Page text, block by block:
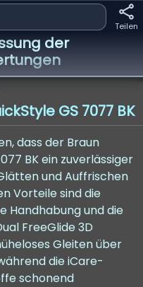
Teilen
der
GS 7077 BK
dass der Braun
BK ein zuverlässiger
und Auffrischen
Vorteile sind die
Handhabung und die
FreeGlide 3D
Gleiten über
die iCare-
schonend